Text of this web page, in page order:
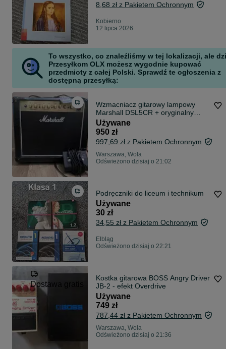
8,68 zł z Pakietem Ochronnym
Kobierno
12 lipca 2026
To wszystko, co znaleźliśmy w tej lokalizacji, ale
Przesyłkom OLX możesz wygodnie kupować
przedmioty z całej Polski. Sprawdź te ogłoszenia z
dostępną przesyłką:
Wzmacniacz gitarowy lampowy
Marshall DSL5CR + oryginalny
Footswitch
Używane
950 zł
997,69 zł z Pakietem Ochronnym
Warszawa, Wola
Odświeżono dzisiaj o 21:02
Podręczniki do liceum i technikum
Używane
30 zł
34,55 zł z Pakietem Ochronnym
Elbląg
Odświeżono dzisiaj o 22:21
Dostawa gratis
Kostka gitarowa BOSS Angry Driver
JB-2 - efekt Overdrive
Używane
749 zł
787,44 zł z Pakietem Ochronnym
Warszawa, Wola
Odświeżono dzisiaj o 21:36